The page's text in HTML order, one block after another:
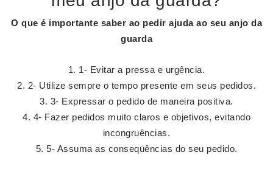
O que é importante saber ao pedir ajuda ao seu anjo da
guarda
1- Evitar a pressa e urgência.
2- Utilize sempre o tempo presente em seus pedidos.
3- Expressar o pedido de maneira positiva.
4- Fazer pedidos muito claros e objetivos, evitando
incongruências.
5- Assuma as conseqüências do seu pedido.